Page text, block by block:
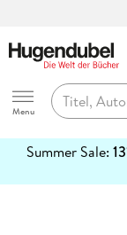
Hugendubel
Menu
Summer Sale:
erfahren